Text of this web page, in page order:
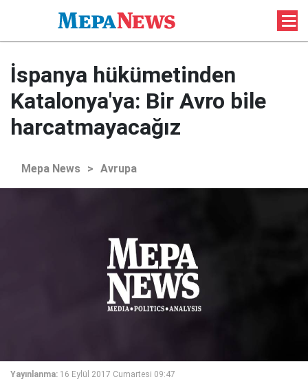
İspanya hükümetinden
Katalonya'ya: Bir Avro bile
harcatmayacağız
Mepa News > Avrupa
Yayınlanma: 16 Eylül 2017 Cumartesi 09:47